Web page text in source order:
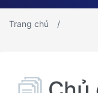
Trang chủ